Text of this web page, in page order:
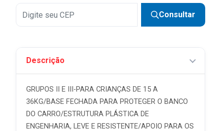
Consultar
Descrição
GRUPOS II E III-PARA CRIANÇAS DE 15 A
36KG/BASE FECHADA PARA PROTEGER O BANCO
DO CARRO/ESTRUTURA PLÁSTICA DE
ENGENHARIA, LEVE E RESISTENTE/APOIO PARA OS